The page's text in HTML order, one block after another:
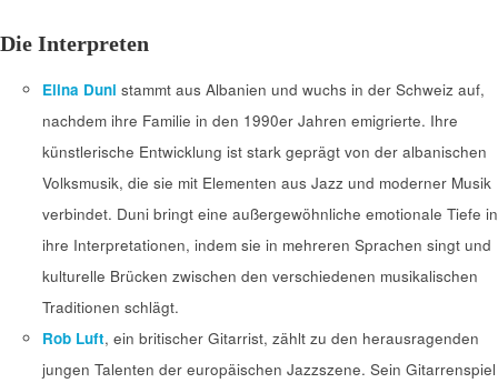
Die Interpreten
Elina Duni stammt aus Albanien und wuchs in der Schweiz auf,
nachdem ihre Familie in den 1990er Jahren emigrierte. Ihre
künstlerische Entwicklung ist stark geprägt von der albanischen
Volksmusik, die sie mit Elementen aus Jazz und moderner Musik
verbindet. Duni bringt eine außergewöhnliche emotionale Tiefe in
ihre Interpretationen, indem sie in mehreren Sprachen singt und
kulturelle Brücken zwischen den verschiedenen musikalischen
Traditionen schlägt.
Rob Luft, ein britischer Gitarrist, zählt zu den herausragenden
jungen Talenten der europäischen Jazzszene. Sein Gitarrenspiel